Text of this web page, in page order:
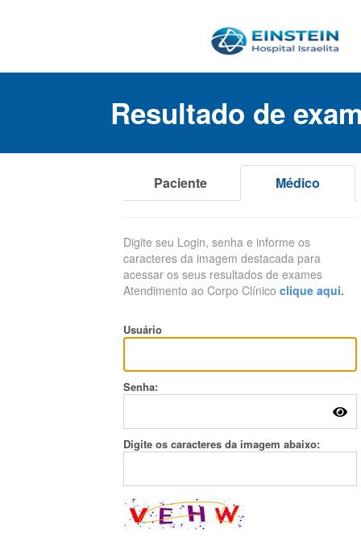
Resultado de
Paciente Médico
Digite seu Login, senha e informe os
caracteres da imagem destacada para
acessar os seus resultados de exames
Atendimento ao Corpo Clínico clique aqui.
Usuário
Senha:
Digite os caracteres da imagem abaixo: